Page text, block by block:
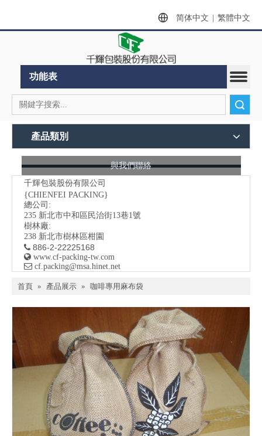
简体中文 繁體中文
功能表
產品類別
與我們聯絡
千輝包裝股份有限公司
{CHIENFEI PACKING}
總公司:
235 新北市中和區民治街13巷1號
樹林廠:
238 新北市樹林區柑園
 886-2-22225168
 www.cf-packing-tw.com
 ​ cf.packing@msa.hinet.net
首頁 » 產品展示 » 咖啡專用麻布袋